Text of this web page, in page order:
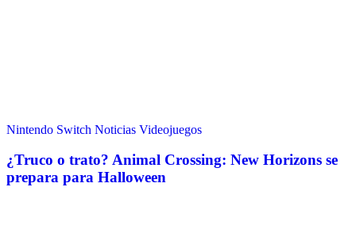
Nintendo Switch Noticias Videojuegos
¿Truco o trato? Animal Crossing: New Horizons se
prepara para Halloween